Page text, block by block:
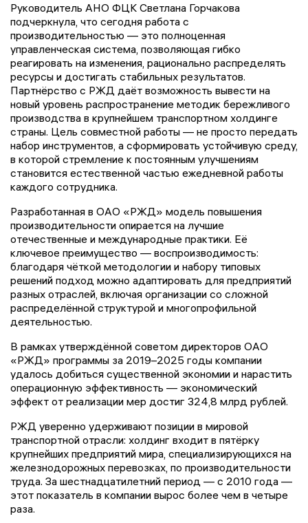
Руководитель АНО ФЦК Светлана Горчакова
подчеркнула, что сегодня работа с
производительностью — это полноценная
управленческая система, позволяющая гибко
реагировать на изменения, рационально распределять
ресурсы и достигать стабильных результатов.
Партнёрство с РЖД даёт возможность вывести на
новый уровень распространение методик бережливого
производства в крупнейшем транспортном холдинге
страны. Цель совместной работы — не просто передать
набор инструментов, а сформировать устойчивую среду,
в которой стремление к постоянным улучшениям
становится естественной частью ежедневной работы
каждого сотрудника.
Разработанная в ОАО «РЖД» модель повышения
производительности опирается на лучшие
отечественные и международные практики. Её
ключевое преимущество — воспроизводимость:
благодаря чёткой методологии и набору типовых
решений подход можно адаптировать для предприятий
разных отраслей, включая организации со сложной
распределённой структурой и многопрофильной
деятельностью.
В рамках утверждённой советом директоров ОАО
«РЖД» программы за 2019–2025 годы компании
удалось добиться существенной экономии и нарастить
операционную эффективность — экономический
эффект от реализации мер достиг 324,8 млрд рублей.
РЖД уверенно удерживают позиции в мировой
транспортной отрасли: холдинг входит в пятёрку
крупнейших предприятий мира, специализирующихся на
железнодорожных перевозках, по производительности
труда. За шестнадцатилетний период — с 2010 года —
этот показатель в компании вырос более чем в четыре
раза.